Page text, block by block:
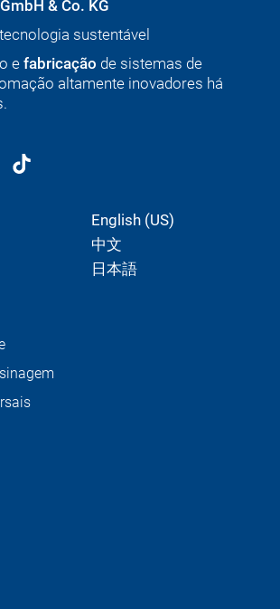
& Co. KG
sustentável
efabricação de sistemas de
altamente inovadores há
English (US)
中文
日本語